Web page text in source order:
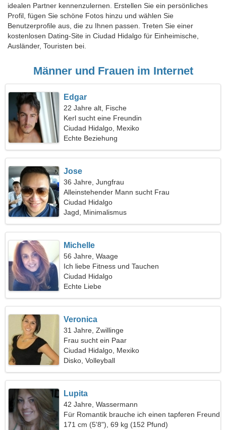
idealen Partner kennenzulernen. Erstellen Sie ein persönliches
Profil, fügen Sie schöne Fotos hinzu und wählen Sie
Benutzerprofile aus, die zu Ihnen passen. Treten Sie einer
kostenlosen Dating-Site in Ciudad Hidalgo für Einheimische,
Ausländer, Touristen bei.
Männer und Frauen im Internet
Edgar
22 Jahre alt, Fische
Kerl sucht eine Freundin
Ciudad Hidalgo, Mexiko
Echte Beziehung
Jose
36 Jahre, Jungfrau
Alleinstehender Mann sucht Frau
Ciudad Hidalgo
Jagd, Minimalismus
Michelle
56 Jahre, Waage
Ich liebe Fitness und Tauchen
Ciudad Hidalgo
Echte Liebe
Veronica
31 Jahre, Zwillinge
Frau sucht ein Paar
Ciudad Hidalgo, Mexiko
Disko, Volleyball
Lupita
42 Jahre, Wassermann
Für Romantik brauche ich einen tapferen Freund
171 cm (5'8"), 69 kg (152 Pfund)